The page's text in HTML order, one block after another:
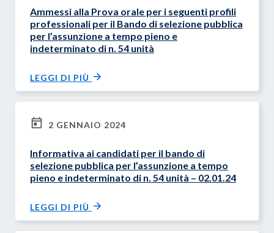
Ammessi alla Prova orale per i seguenti profili
professionali per il Bando di selezione pubblica
per l’assunzione a tempo pieno e
indeterminato di n. 54 unità
LEGGI DI PIÙ
2 GENNAIO 2024
Informativa ai candidati per il bando di
selezione pubblica per l’assunzione a tempo
pieno e indeterminato di n. 54 unità – 02.01.24
LEGGI DI PIÙ